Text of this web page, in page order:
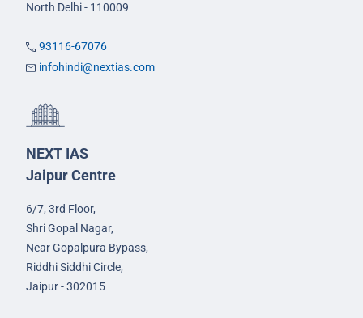
North Delhi - 110009
93116-67076
infohindi@nextias.com
NEXT IAS
Jaipur Centre
6/7, 3rd Floor,
Shri Gopal Nagar,
Near Gopalpura Bypass,
Riddhi Siddhi Circle,
Jaipur - 302015